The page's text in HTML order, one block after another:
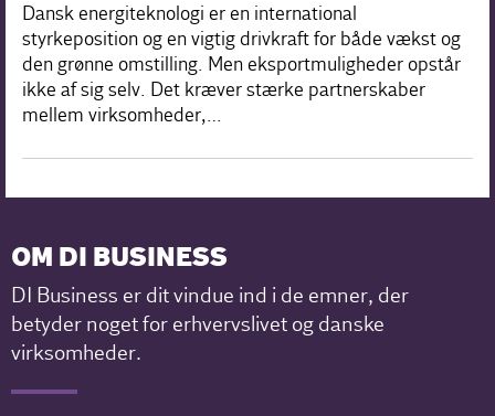
Dansk energiteknologi er en international
styrkeposition og en vigtig drivkraft for både vækst og
den grønne omstilling. Men eksportmuligheder opstår
ikke af sig selv. Det kræver stærke partnerskaber
mellem virksomheder,…
OM DI BUSINESS
DI Business er dit vindue ind i de emner, der
betyder noget for erhvervslivet og danske
virksomheder.